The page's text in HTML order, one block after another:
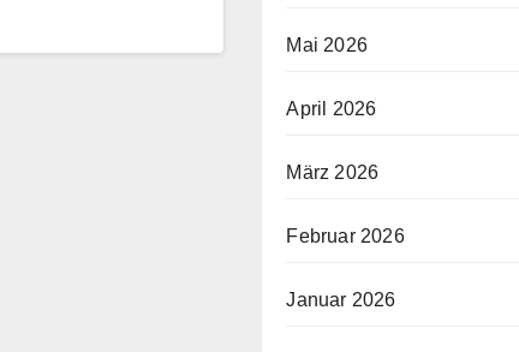
Mai 2026
April 2026
März 2026
Februar 2026
Januar 2026